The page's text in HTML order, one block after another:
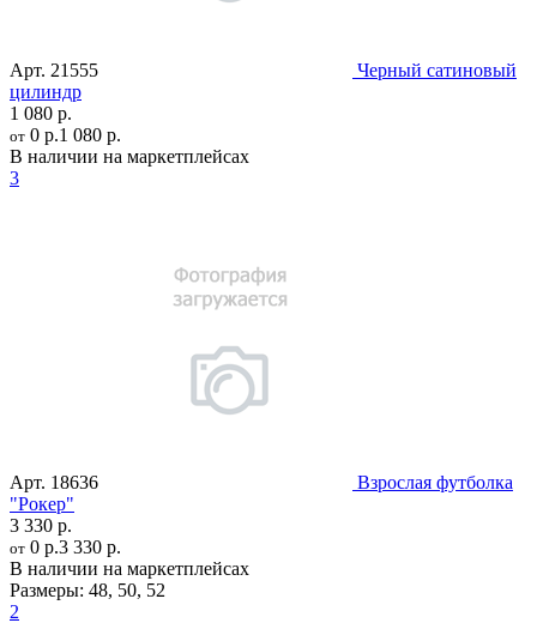
Арт. 21555
Черный сатиновый
цилиндр
1 080 р.
от 0 р.1 080 р.
В наличии на маркетплейсах
3
Арт. 18636
Взрослая футболка
"Рокер"
3 330 р.
от 0 р.3 330 р.
В наличии на маркетплейсах
Размеры: 48, 50, 52
2